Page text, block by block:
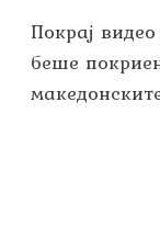
Покрај
беше